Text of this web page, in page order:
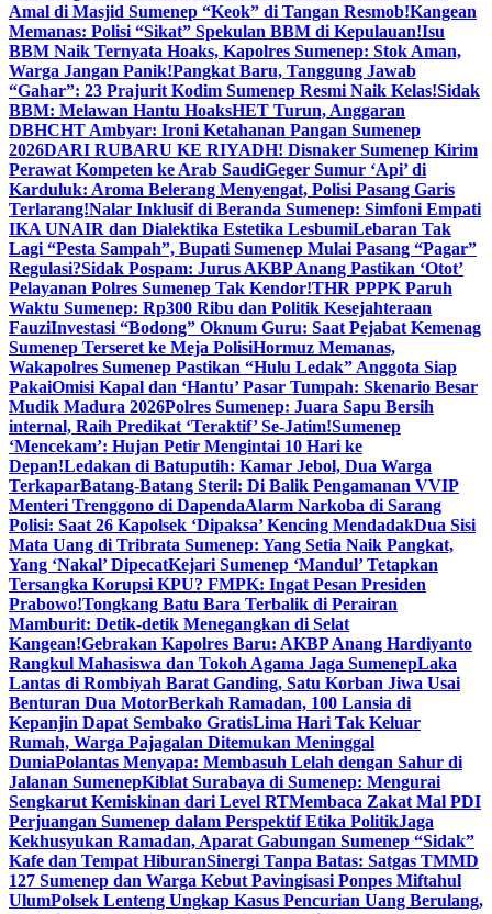
Amal di Masjid Sumenep “Keok” di Tangan Resmob!Kangean
Memanas: Polisi “Sikat” Spekulan BBM di Kepulauan!Isu
BBM Naik Ternyata Hoaks, Kapolres Sumenep: Stok Aman,
Warga Jangan Panik!Pangkat Baru, Tanggung Jawab
“Gahar”: 23 Prajurit Kodim Sumenep Resmi Naik Kelas!Sidak
BBM: Melawan Hantu HoaksHET Turun, Anggaran
DBHCHT Ambyar: Ironi Ketahanan Pangan Sumenep
2026DARI RUBARU KE RIYADH! Disnaker Sumenep Kirim
Perawat Kompeten ke Arab SaudiGeger Sumur ‘Api’ di
Karduluk: Aroma Belerang Menyengat, Polisi Pasang Garis
Terlarang!Nalar Inklusif di Beranda Sumenep: Simfoni Empati
IKA UNAIR dan Dialektika Estetika LesbumiLebaran Tak
Lagi “Pesta Sampah”, Bupati Sumenep Mulai Pasang “Pagar”
Regulasi?Sidak Pospam: Jurus AKBP Anang Pastikan ‘Otot’
Pelayanan Polres Sumenep Tak Kendor!THR PPPK Paruh
Waktu Sumenep: Rp300 Ribu dan Politik Kesejahteraan
FauziInvestasi “Bodong” Oknum Guru: Saat Pejabat Kemenag
Sumenep Terseret ke Meja PolisiHormuz Memanas,
Wakapolres Sumenep Pastikan “Hulu Ledak” Anggota Siap
PakaiOmisi Kapal dan ‘Hantu’ Pasar Tumpah: Skenario Besar
Mudik Madura 2026Polres Sumenep: Juara Sapu Bersih
internal, Raih Predikat ‘Teraktif’ Se-Jatim!Sumenep
‘Mencekam’: Hujan Petir Mengintai 10 Hari ke
Depan!Ledakan di Batuputih: Kamar Jebol, Dua Warga
TerkaparBatang-Batang Steril: Di Balik Pengamanan VVIP
Menteri Trenggono di DapendaAlarm Narkoba di Sarang
Polisi: Saat 26 Kapolsek ‘Dipaksa’ Kencing MendadakDua Sisi
Mata Uang di Tribrata Sumenep: Yang Setia Naik Pangkat,
Yang ‘Nakal’ DipecatKejari Sumenep ‘Mandul’ Tetapkan
Tersangka Korupsi KPU? FMPK: Ingat Pesan Presiden
Prabowo!Tongkang Batu Bara Terbalik di Perairan
Mamburit: Detik-detik Menegangkan di Selat
Kangean!Gebrakan Kapolres Baru: AKBP Anang Hardiyanto
Rangkul Mahasiswa dan Tokoh Agama Jaga SumenepLaka
Lantas di Rombiyah Barat Ganding, Satu Korban Jiwa Usai
Benturan Dua MotorBerkah Ramadan, 100 Lansia di
Kepanjin Dapat Sembako GratisLima Hari Tak Keluar
Rumah, Warga Pajagalan Ditemukan Meninggal
DuniaPolantas Menyapa: Membasuh Lelah dengan Sahur di
Jalanan SumenepKiblat Surabaya di Sumenep: Mengurai
Sengkarut Kemiskinan dari Level RTMembaca Zakat Mal PDI
Perjuangan Sumenep dalam Perspektif Etika PolitikJaga
Kekhusyukan Ramadan, Aparat Gabungan Sumenep “Sidak”
Kafe dan Tempat HiburanSinergi Tanpa Batas: Satgas TMMD
127 Sumenep dan Warga Kebut Pavingisasi Ponpes Miftahul
UlumPolsek Lenteng Ungkap Kasus Pencurian Uang Berulang,